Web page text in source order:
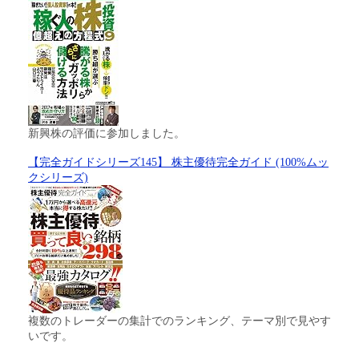
新興株の評価に参加しました。
【完全ガイドシリーズ145】 株主優待完全ガイド (100%ムッ
クシリーズ)
複数のトレーダーの集計でのランキング、テーマ別で見やす
いです。